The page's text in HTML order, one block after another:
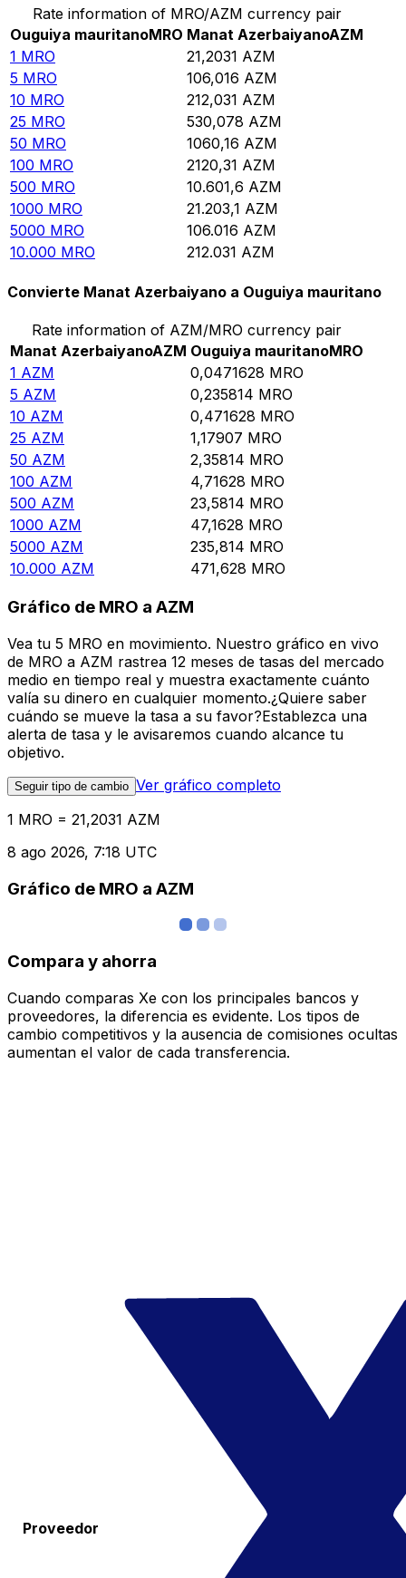
Rate information of MRO/AZM currency pair
Ouguiya mauritanoMRO Manat AzerbaiyanoAZM
1 MRO 21,2031 AZM
5 MRO 106,016 AZM
10 MRO 212,031 AZM
25 MRO 530,078 AZM
50 MRO 1060,16 AZM
100 MRO 2120,31 AZM
500 MRO 10.601,6 AZM
1000 MRO 21.203,1 AZM
5000 MRO 106.016 AZM
10.000 MRO 212.031 AZM
Convierte Manat Azerbaiyano a Ouguiya mauritano
Rate information of AZM/MRO currency pair
Manat AzerbaiyanoAZM Ouguiya mauritanoMRO
1 AZM 0,0471628 MRO
5 AZM 0,235814 MRO
10 AZM 0,471628 MRO
25 AZM 1,17907 MRO
50 AZM 2,35814 MRO
100 AZM 4,71628 MRO
500 AZM 23,5814 MRO
1000 AZM 47,1628 MRO
5000 AZM 235,814 MRO
10.000 AZM 471,628 MRO
Gráfico de MRO a AZM
Vea tu 5 MRO en movimiento. Nuestro gráfico en vivo
de MRO a AZM rastrea 12 meses de tasas del mercado
medio en tiempo real y muestra exactamente cuánto
valía su dinero en cualquier momento.¿Quiere saber
cuándo se mueve la tasa a su favor?Establezca una
alerta de tasa y le avisaremos cuando alcance tu
objetivo.
Seguir tipo de cambio Ver gráfico completo
1 MRO = 21,2031 AZM
8 ago 2026, 7:18 UTC
Gráfico de MRO a AZM
Compara y ahorra
Cuando comparas Xe con los principales bancos y
proveedores, la diferencia es evidente. Los tipos de
cambio competitivos y la ausencia de comisiones ocultas
aumentan el valor de cada transferencia.
Proveedor